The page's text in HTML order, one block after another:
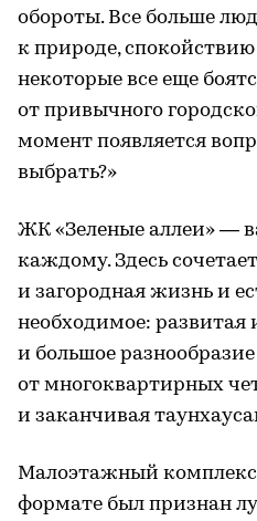
обороты. Все больше
к природе,
некоторые все еще
от привычного
момент появляется
выбрать?»
ЖК «Зеленые аллеи» —
каждому. Здесь
и загородная жизнь и
необходимое: развитая
и большое
от многоквартирных
и заканчивая
Малоэтажный комплекс
формате был признан